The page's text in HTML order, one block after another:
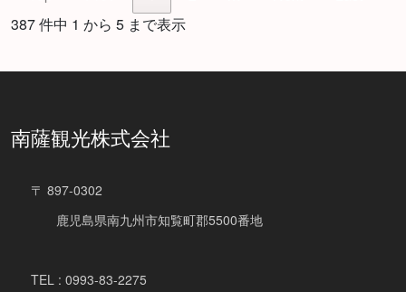
387 件中 1 から 5 まで表示
南薩観光株式会社
〒 897-0302
鹿児島県南九州市知覧町郡5500番地
TEL : 0993-83-2275